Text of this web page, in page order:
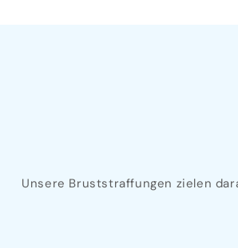
Unsere Bruststraffungen zielen